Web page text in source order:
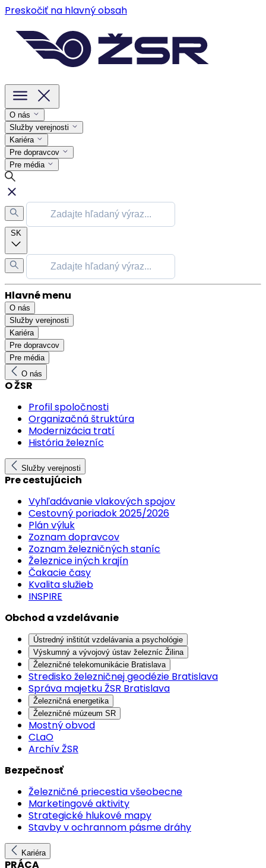
Preskočiť na hlavný obsah
O nás
Služby verejnosti
Kariéra
Pre dopravcov
Pre média
SK
Hlavné menu
O nás
Služby verejnosti
Kariéra
Pre dopravcov
Pre média
O nás
O ŽSR
Profil spoločnosti
Organizačná štruktúra
Modernizácia tratí
História železníc
Služby verejnosti
Pre cestujúcich
Vyhľadávanie vlakových spojov
Cestovný poriadok 2025/2026
Plán výluk
Zoznam dopravcov
Zoznam železničných staníc
Železnice iných krajín
Čakacie časy
Kvalita služieb
INSPIRE
Obchod a vzdelávanie
Ústredný inštitút vzdelávania a psychológie
Výskumný a vývojový ústav železníc Žilina
Železničné telekomunikácie Bratislava
Stredisko železničnej geodézie Bratislava
Správa majetku ŽSR Bratislava
Železničná energetika
Železničné múzeum SR
Mostný obvod
CLaO
Archív ŽSR
Bezpečnosť
Železničné priecestia všeobecne
Marketingové aktivity
Strategické hlukové mapy
Stavby v ochrannom pásme dráhy
Kariéra
PRÁCA